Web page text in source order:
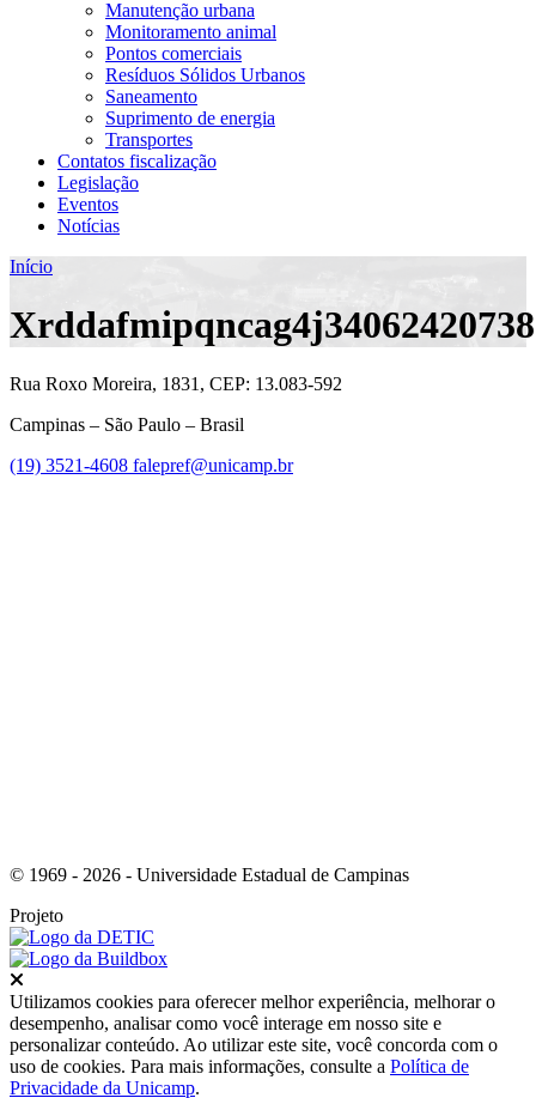
Manutenção urbana
Monitoramento animal
Pontos comerciais
Resíduos Sólidos Urbanos
Saneamento
Suprimento de energia
Transportes
Contatos fiscalização
Legislação
Eventos
Notícias
Início
Rua Roxo Moreira, 1831, CEP: 13.083-592
Campinas – São Paulo – Brasil
(19) 3521-4608 falepref@unicamp.br
© 1969 - 2026 - Universidade Estadual de Campinas
Projeto
Utilizamos cookies para oferecer melhor experiência, melhorar o
desempenho, analisar como você interage em nosso site e
personalizar conteúdo. Ao utilizar este site, você concorda com o
uso de cookies. Para mais informações, consulte a Política de
Privacidade da Unicamp.